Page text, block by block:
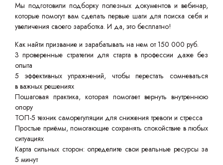
Мы подготовили подборку полезных документов и вебинар,
которые помогут вам сделать первые шаги для поиска себя и
увеличения своего заработка. И да, это бесплатно!
Как найти призвание и зарабатывать на нем от 150 000 руб.
3 проверенные стратегии для старта в профессии даже без
опыта
5 эффективных упражнений, чтобы перестать сомневаться
в важных решениях
Пошаговая практика, которая помогает вернуть внутреннюю
опору
ТОП-5 техник саморегуляции для снижения тревоги и стресса
Простые приёмы, помогающие сохранять спокойствие в любых
ситуациях
Карта сильных сторон: определите свои реальные ресурсы за
5 минут